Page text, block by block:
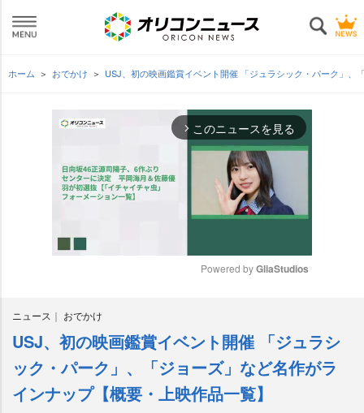
ホーム おでかけ USJ、初の映画鑑賞イベント開催 「ジュラシック・パーク」
arrow_forward_ios このニュースを見る
Powered by GliaStudios
ニュース おでかけ
USJ、初の映画鑑賞イベント開催 「ジュラシ
ック・パーク」、「ジョーズ」など名作がラ
インナップ【概要・上映作品一覧】